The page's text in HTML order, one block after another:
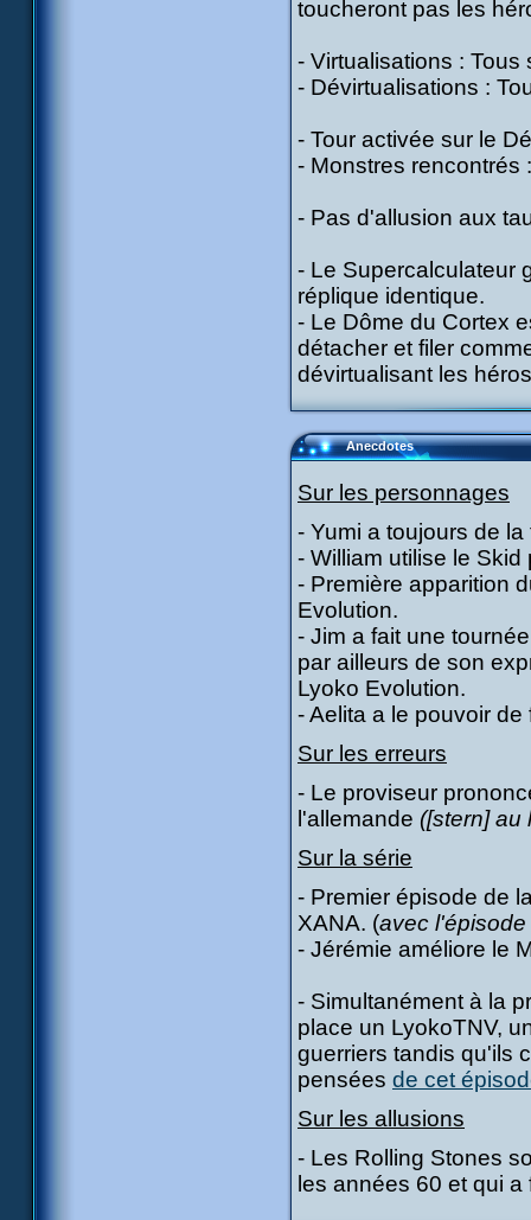
toucheront pas les
- Virtualisations : Tous
- Dévirtualisations :
- Tour activée sur le
- Monstres rencontrés
- Pas d'allusion aux
- Le Supercalculateur
réplique identique.
- Le Dôme du Cortex
détacher et filer
dévirtualisant les
Anecdotes
Sur les personnages
- Yumi a toujours de
- William utilise le
- Première apparition
Evolution.
- Jim a fait une
par ailleurs de son
Lyoko Evolution.
- Aelita a le pouvoir
Sur les erreurs
- Le proviseur
l'allemande ([stern] au
Sur la série
- Premier épisode de
XANA. (avec
- Jérémie améliore le
- Simultanément à la
place un LyokoTNV,
guerriers tandis qu'ils
pensées de cet
Sur les allusions
- Les Rolling Stones
les années 60 et qui